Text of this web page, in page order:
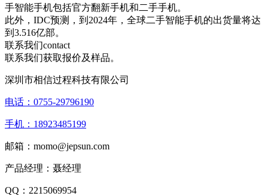
手智能手机包括官方翻新手机和二手手机。
此外，IDC预测，到2024年，全球二手智能手机的出货量将达
到3.516亿部。
联系我们contact
联系我们获取报价及样品。
深圳市相信过程科技有限公司
电话：0755-29796190
手机：18923485199
邮箱：momo@jepsun.com
产品经理：聂经理
QQ：2215069954